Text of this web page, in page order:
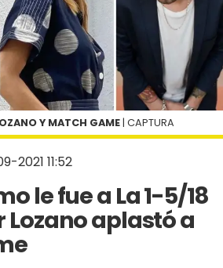
2021 11:52
le fue a La 1-5/18
Lozano aplastó a
Y MATCH GAME | CAPTURA